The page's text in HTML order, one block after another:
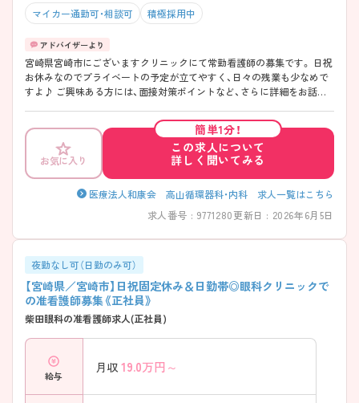
マイカー通勤可・相談可 積極採用中
宮崎県宮崎市にございますクリニックにて常勤看護師の募集です。 日祝
お休みなのでプライベートの予定が立てやすく、日々の残業も少なめで
すよ♪ ご興味ある方には、面接対策ポイントなど、さらに詳細をお話し
お気に入り
簡単1分！
この求人について
詳しく聞いてみる
医療法人和康会 高山循環器科・内科 求人一覧はこちら
求人番号 : 9771280更新日 : 2026年6月5日
夜勤なし可（日勤のみ可）
【宮崎県／宮崎市】日祝固定休み＆日勤帯◎眼科クリニックで
の准看護師募集《正社員》
柴田眼科の准看護師求人(正社員)
給与
月収 19.0万円～